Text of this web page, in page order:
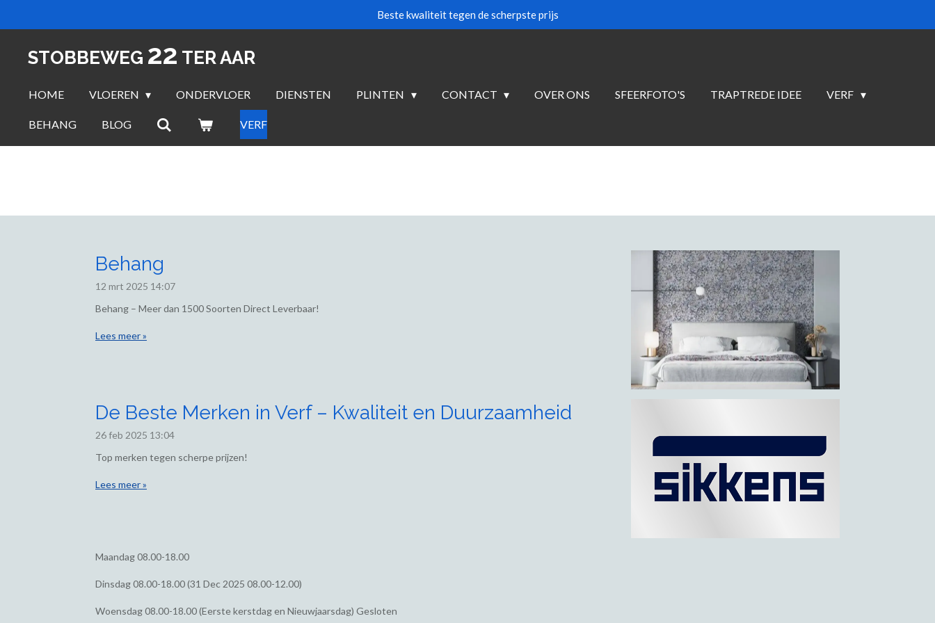
hoofdinhoud
Beste kwaliteit tegen de scherpste prijs
STOBBEWEG 22 TER AAR
HOME VLOEREN ONDERVLOER DIENSTEN PLINTEN CONTACT OVER ONS SFEERFOTO'S TRAPTREDE IDEE VERF
BEHANG BLOG VERF
Behang
12 mrt 2025 14:07
Behang – Meer dan 1500 Soorten Direct Leverbaar!
Lees meer »
De Beste Merken in Verf – Kwaliteit en Duurzaamheid
26 feb 2025 13:04
Top merken tegen scherpe prijzen!
Lees meer »
Maandag08.00-18.00
Dinsdag08.00-18.00 (31 Dec 2025 08.00-12.00)
Woensdag08.00-18.00 (Eerste kerstdag en Nieuwjaarsdag) Gesloten